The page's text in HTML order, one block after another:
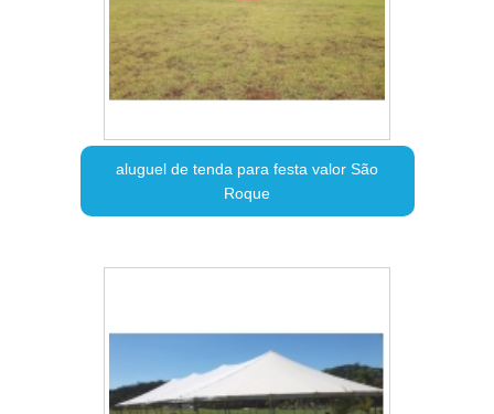
aluguel de tenda para festa valor São
Roque